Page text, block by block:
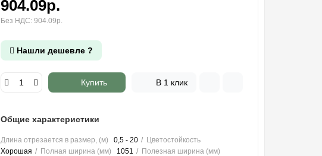
904.09р.
Без НДС: 904.09р.
Нашли дешевле ?
Купить В 1 клик
Общие характеристики
Длина отрезается в размер, (м) 0,5 - 20
Цветостойкость
Хорошая
Полная ширина (мм) 1051
Полезная ширина (мм)